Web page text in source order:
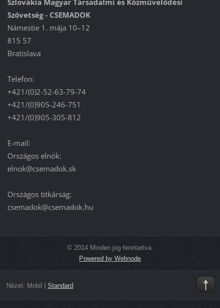
Szövetség - CSEMADOK
Námestie 1. mája 10–12
815 57
Bratislava
Telefon:
+421/(0)2-52-63-79-74
+421/(0)905-246-751
+421/(0)905-305-812
E-mail:
Országos elnök:
elnok@csemadok.sk
Országos titkárság:
csemadok@csemadok.hu
© 2014 Minden jog fenntartva.
Powered by Webnode
Nézet: Mobil Standard